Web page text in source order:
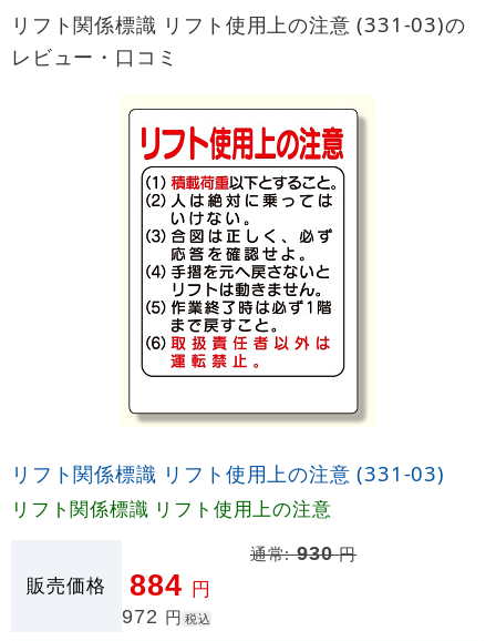
リフト関係標識 リフト使用上の注意 (331-03)の
レビュー・口コミ
リフト関係標識 リフト使用上の注意 (331-03)
リフト関係標識 リフト使用上の注意
販売価格
通常:930円
884 円
972 円 税込